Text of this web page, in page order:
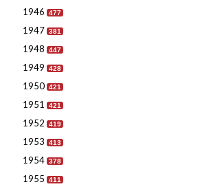
1946 477
1947 381
1948 447
1949 428
1950 421
1951 421
1952 419
1953 413
1954 378
1955 411